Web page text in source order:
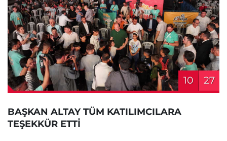
10 27
BAŞKAN ALTAY TÜM KATILIMCILARA
TEŞEKKÜR ETTİ